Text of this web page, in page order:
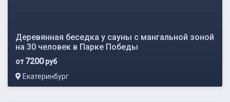
Деревянная беседка у сауны с мангальной зоной
на 30 человек в Парке Победы
от7200руб
Екатеринбург